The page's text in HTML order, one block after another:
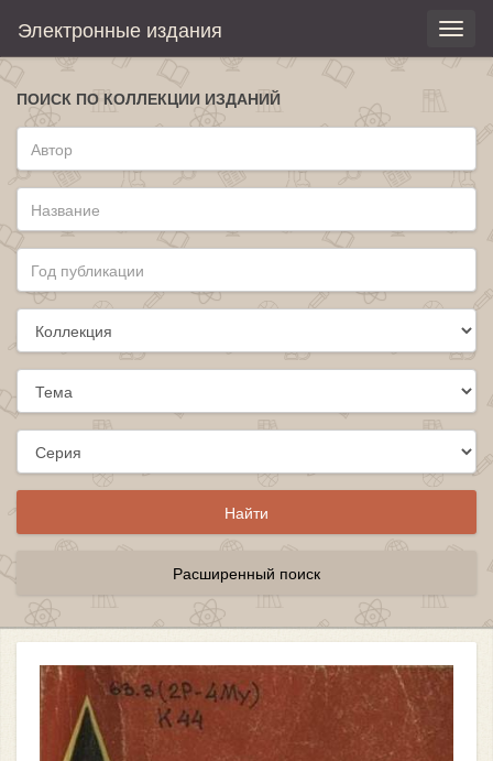
Электронные издания
ПОИСК ПО КОЛЛЕКЦИИ ИЗДАНИЙ
Расширенный поиск